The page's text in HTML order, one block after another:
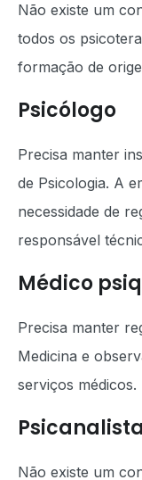
Não existe um
todos os
formação de
Psicólogo
Precisa manter
de Psicologia. A
necessidade de
responsável
Médico
Precisa manter
Medicina e
serviços médicos.
Psicanalista
Não existe um